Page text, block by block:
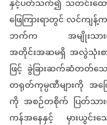
နှင့်ပတ်သက်၍ သတင်းထော
ဖြေကြားရာတွင် လင်က
ဘက်က အမျိုးသားလုံ
အတိုင်းအဆမရှိ အလွဲသုံးစာ
ဖြင့် ခွဲခြားဆက်ဆံတတ်သေ
တရုတ်ကုမ္ပဏီများကို အကြ
ကို အစဉ်တစိုက် ပြတ်သား
ကန်အနေနှင့် မှားယွင်း